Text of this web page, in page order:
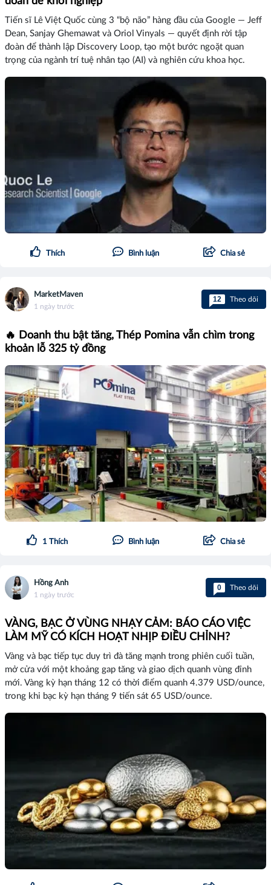
Tiến sĩ Lê Việt Quốc cùng 3 “bộ não” hàng đầu của Google — Jeff
Dean, Sanjay Ghemawat và Oriol Vinyals — quyết định rời tập
đoàn để thành lập Discovery Loop, tạo một bước ngoặt quan
trọng của ngành trí tuệ nhân tạo (AI) và nghiên cứu khoa học.
Thích Bình luận Chia sẻ
MarketMaven
1 ngày trước
12 Theo dõi
🔥 Doanh thu bật tăng, Thép Pomina vẫn chìm trong
khoản lỗ 325 tỷ đồng
1 Thích Bình luận Chia sẻ
Hồng Anh
1 ngày trước
0 Theo dõi
VÀNG, BẠC Ở VÙNG NHẠY CẢM: BÁO CÁO VIỆC
LÀM MỸ CÓ KÍCH HOẠT NHỊP ĐIỀU CHỈNH?
Vàng và bạc tiếp tục duy trì đà tăng mạnh trong phiên cuối tuần,
mở cửa với một khoảng gap tăng và giao dịch quanh vùng đỉnh
mới. Vàng kỳ hạn tháng 12 có thời điểm quanh 4.379 USD/ounce,
trong khi bạc kỳ hạn tháng 9 tiến sát 65 USD/ounce.